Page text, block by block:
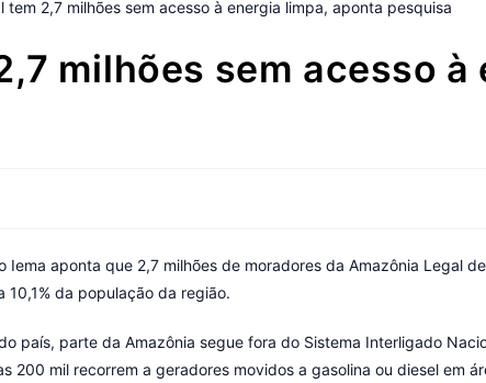
milhões sem acesso à
Iema aponta que 2,7 milhões de moradores da Amazônia Legal
da população da região.
país, parte da Amazônia segue fora do Sistema Interligado
200 mil recorrem a geradores movidos a gasolina ou diesel em